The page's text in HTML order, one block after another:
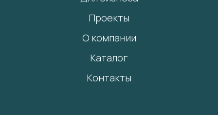
Проекты
О компании
Каталог
Контакты